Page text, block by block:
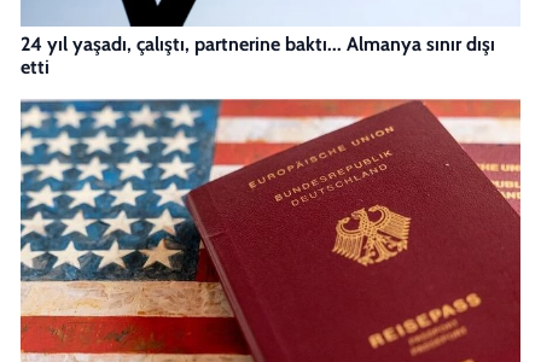
24 yıl yaşadı, çalıştı, partnerine baktı... Almanya sınır dışı
etti